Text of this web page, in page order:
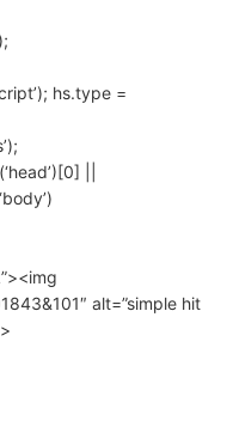
hs.type =
||
alt=”simple hit